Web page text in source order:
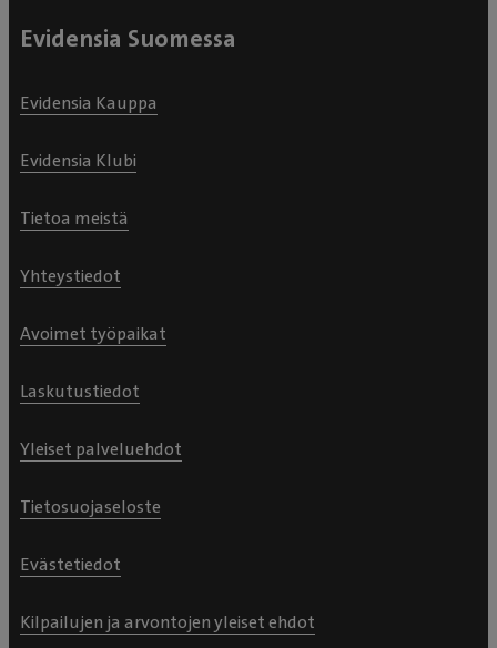
Evidensia Suomessa
Evidensia Kauppa
Evidensia Klubi
Tietoa meistä
Yhteystiedot
Avoimet työpaikat
Laskutustiedot
Yleiset palveluehdot
Tietosuojaseloste
Evästetiedot
Kilpailujen ja arvontojen yleiset ehdot